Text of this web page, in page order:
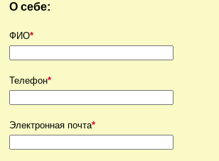
О себе:
ФИО*
Телефон*
Электронная почта*